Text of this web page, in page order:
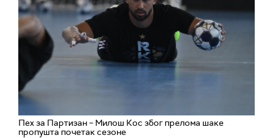
Пех за Партизан – Милош Кос због прелома шаке
пропушта почетак сезоне